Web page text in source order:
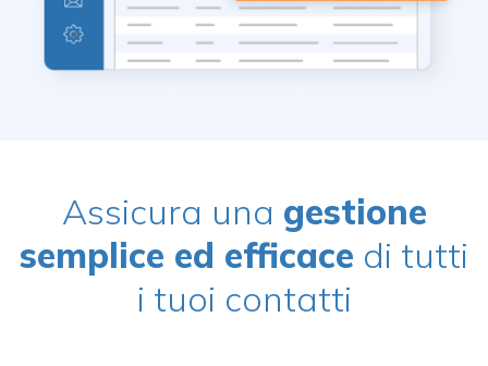
Assicura una gestione
semplice ed efficace di tutti
i tuoi contatti